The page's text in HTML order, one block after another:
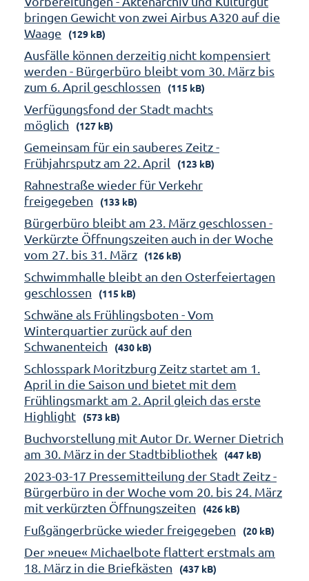
bringen Gewicht von zwei Airbus A320 auf die
Waage
(129 kB)
Ausfälle können derzeitig nicht kompensiert
werden - Bürgerbüro bleibt vom 30. März bis
zum 6. April geschlossen
(115 kB)
Verfügungsfond der Stadt machts
möglich
(127 kB)
Gemeinsam für ein sauberes Zeitz -
Frühjahrsputz am 22. April
(123 kB)
Rahnestraße wieder für Verkehr
freigegeben
(133 kB)
Bürgerbüro bleibt am 23. März geschlossen -
Verkürzte Öffnungszeiten auch in der Woche
vom 27. bis 31. März
(126 kB)
Schwimmhalle bleibt an den Osterfeiertagen
geschlossen
(115 kB)
Schwäne als Frühlingsboten - Vom
Winterquartier zurück auf den
Schwanenteich
(430 kB)
Schlosspark Moritzburg Zeitz startet am 1.
April in die Saison und bietet mit dem
Frühlingsmarkt am 2. April gleich das erste
Highlight
(573 kB)
Buchvorstellung mit Autor Dr. Werner Dietrich
am 30. März in der Stadtbibliothek
(447 kB)
2023-03-17 Pressemitteilung der Stadt Zeitz -
Bürgerbüro in der Woche vom 20. bis 24. März
mit verkürzten Öffnungszeiten
(426 kB)
Fußgängerbrücke wieder freigegeben (20 kB)
Der »neue« Michaelbote flattert erstmals am
18. März in die Briefkästen
(437 kB)